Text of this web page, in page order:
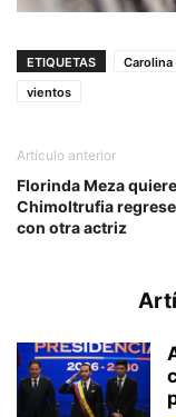
ETIQUETAS Carolina
vientos
Artículo anterior
Florinda Meza
Chimoltrufia
con otra actriz